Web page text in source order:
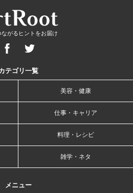
ながるヒントをお届け
テゴリ一覧
美容・健康
仕事・キャリア
料理・レシピ
雑学・ネタ
メニュー